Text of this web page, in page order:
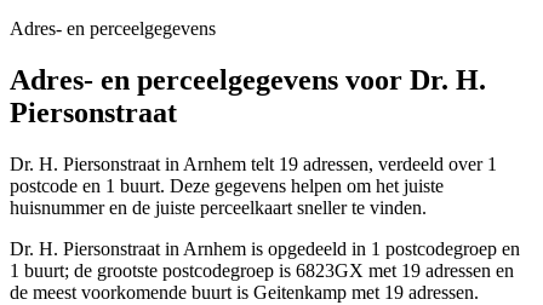
Adres- en perceelgegevens
Adres- en perceelgegevens voor Dr. H.
Piersonstraat
Dr. H. Piersonstraat in Arnhem telt 19 adressen, verdeeld over 1
postcode en 1 buurt. Deze gegevens helpen om het juiste
huisnummer en de juiste perceelkaart sneller te vinden.
Dr. H. Piersonstraat in Arnhem is opgedeeld in 1 postcodegroep en
1 buurt; de grootste postcodegroep is 6823GX met 19 adressen en
de meest voorkomende buurt is Geitenkamp met 19 adressen.